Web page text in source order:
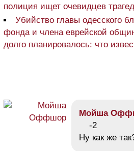
полиция ищет очевидцев
Убийство главы одесского
фонда и члена еврейской
долго планировалось: что
Мойша
-2
Ну как же